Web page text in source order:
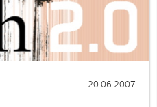
20.06.2007